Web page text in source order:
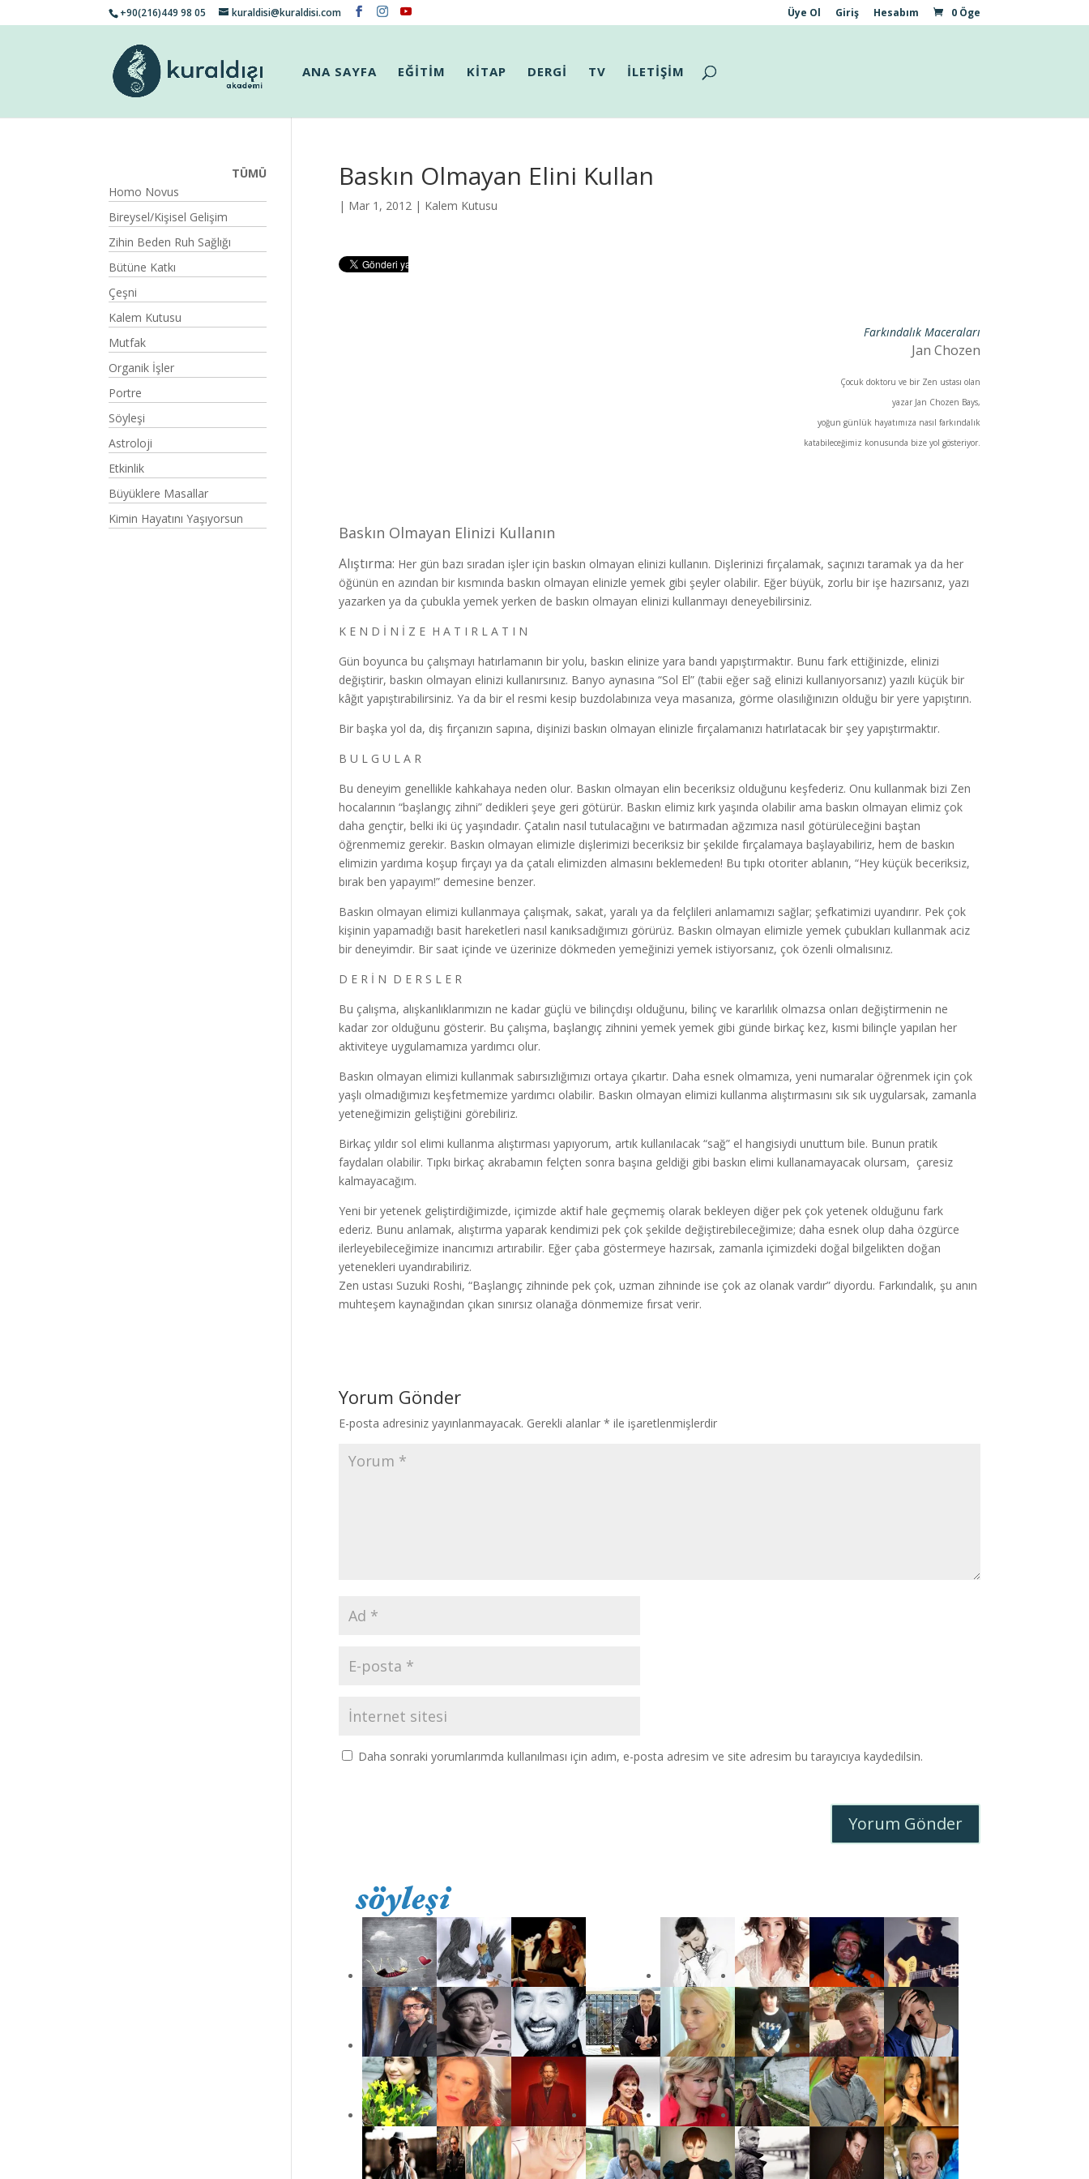
+90(216)449 98 05 kuraldisi@kuraldisi.com Üye Ol Giriş Hesabım 0 Öge
ANA SAYFA EĞİTİM KİTAP DERGİ TV İLETİŞİM
Baskın Olmayan Elini Kullan
| Mar 1, 2012 | Kalem Kutusu
Farkındalık Maceraları
Jan Chozen
Çocuk doktoru ve bir Zen ustası olan
yazar Jan Chozen Bays,
yoğun günlük hayatımıza nasıl farkındalık
katabileceğimiz konusunda bize yol gösteriyor.
Baskın Olmayan Elinizi Kullanın
Alıştırma: Her gün bazı sıradan işler için baskın olmayan elinizi kullanın. Dişlerinizi fırçalamak, saçınızı taramak ya da her
öğünün en azından bir kısmında baskın olmayan elinizle yemek gibi şeyler olabilir. Eğer büyük, zorlu bir işe hazırsanız, yazı
yazarken ya da çubukla yemek yerken de baskın olmayan elinizi kullanmayı deneyebilirsiniz.
K E N D İ N İ Z E H A T I R L A T I N
Gün boyunca bu çalışmayı hatırlamanın bir yolu, baskın elinize yara bandı yapıştırmaktır. Bunu fark ettiğinizde, elinizi
değiştirir, baskın olmayan elinizi kullanırsınız. Banyo aynasına “Sol El” (tabii eğer sağ elinizi kullanıyorsanız) yazılı küçük bir
kâğıt yapıştırabilirsiniz. Ya da bir el resmi kesip buzdolabınıza veya masanıza, görme olasılığınızın olduğu bir yere yapıştırın.
Bir başka yol da, diş fırçanızın sapına, dişinizi baskın olmayan elinizle fırçalamanızı hatırlatacak bir şey yapıştırmaktır.
B U L G U L A R
Bu deneyim genellikle kahkahaya neden olur. Baskın olmayan elin beceriksiz olduğunu keşfederiz. Onu kullanmak bizi Zen
hocalarının “başlangıç zihni” dedikleri şeye geri götürür. Baskın elimiz kırk yaşında olabilir ama baskın olmayan elimiz çok
daha gençtir, belki iki üç yaşındadır. Çatalın nasıl tutulacağını ve batırmadan ağzımıza nasıl götürüleceğini baştan
öğrenmemiz gerekir. Baskın olmayan elimizle dişlerimizi beceriksiz bir şekilde fırçalamaya başlayabiliriz, hem de baskın
elimizin yardıma koşup fırçayı ya da çatalı elimizden almasını beklemeden! Bu tıpkı otoriter ablanın, “Hey küçük beceriksiz,
bırak ben yapayım!” demesine benzer.
Baskın olmayan elimizi kullanmaya çalışmak, sakat, yaralı ya da felçlileri anlamamızı sağlar; şefkatimizi uyandırır. Pek çok
kişinin yapamadığı basit hareketleri nasıl kanıksadığımızı görürüz. Baskın olmayan elimizle yemek çubukları kullanmak aciz
bir deneyimdir. Bir saat içinde ve üzerinize dökmeden yemeğinizi yemek istiyorsanız, çok özenli olmalısınız.
D E R İ N D E R S L E R
Bu çalışma, alışkanlıklarımızın ne kadar güçlü ve bilinçdışı olduğunu, bilinç ve kararlılık olmazsa onları değiştirmenin ne
kadar zor olduğunu gösterir. Bu çalışma, başlangıç zihnini yemek yemek gibi günde birkaç kez, kısmi bilinçle yapılan her
aktiviteye uygulamamıza yardımcı olur.
Baskın olmayan elimizi kullanmak sabırsızlığımızı ortaya çıkartır. Daha esnek olmamıza, yeni numaralar öğrenmek için çok
yaşlı olmadığımızı keşfetmemize yardımcı olabilir. Baskın olmayan elimizi kullanma alıştırmasını sık sık uygularsak, zamanla
yeteneğimizin geliştiğini görebiliriz.
Birkaç yıldır sol elimi kullanma alıştırması yapıyorum, artık kullanılacak “sağ” el hangisiydi unuttum bile. Bunun pratik
faydaları olabilir. Tıpkı birkaç akrabamın felçten sonra başına geldiği gibi baskın elimi kullanamayacak olursam, çaresiz
kalmayacağım.
Yeni bir yetenek geliştirdiğimizde, içimizde aktif hale geçmemiş olarak bekleyen diğer pek çok yetenek olduğunu fark
ederiz. Bunu anlamak, alıştırma yaparak kendimizi pek çok şekilde değiştirebileceğimize; daha esnek olup daha özgürce
ilerleyebileceğimize inancımızı artırabilir. Eğer çaba göstermeye hazırsak, zamanla içimizdeki doğal bilgelikten doğan
yetenekleri uyandırabiliriz.
Zen ustası Suzuki Roshi, “Başlangıç zihninde pek çok, uzman zihninde ise çok az olanak vardır” diyordu. Farkındalık, şu anın
muhteşem kaynağından çıkan sınırsız olanağa dönmemize fırsat verir.
Yorum Gönder
E-posta adresiniz yayınlanmayacak. Gerekli alanlar * ile işaretlenmişlerdir
Daha sonraki yorumlarımda kullanılması için adım, e-posta adresim ve site adresim bu tarayıcıya kaydedilsin.
TÜMÜ
Homo Novus
Bireysel/Kişisel Gelişim
Zihin Beden Ruh Sağlığı
Bütüne Katkı
Çeşni
Kalem Kutusu
Mutfak
Organik İşler
Portre
Söyleşi
Astroloji
Etkinlik
Büyüklere Masallar
Kimin Hayatını Yaşıyorsun